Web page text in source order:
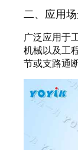
二、应用场
广泛应用于
机械以及工
节或支路通